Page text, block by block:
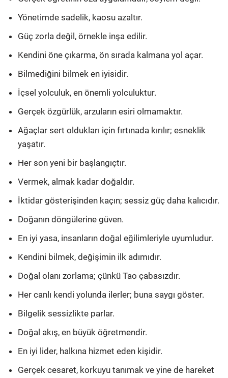
Yönetimde sadelik, kaosu azaltır.
Güç zorla değil, örnekle inşa edilir.
Kendini öne çıkarma, ön sırada kalmana yol açar.
Bilmediğini bilmek en iyisidir.
İçsel yolculuk, en önemli yolculuktur.
Gerçek özgürlük, arzuların esiri olmamaktır.
Ağaçlar sert oldukları için fırtınada kırılır; esneklik
yaşatır.
Her son yeni bir başlangıçtır.
Vermek, almak kadar doğaldır.
İktidar gösterişinden kaçın; sessiz güç daha kalıcıdır.
Doğanın döngülerine güven.
En iyi yasa, insanların doğal eğilimleriyle uyumludur.
Kendini bilmek, değişimin ilk adımıdır.
Doğal olanı zorlama; çünkü Tao çabasızdır.
Her canlı kendi yolunda ilerler; buna saygı göster.
Bilgelik sessizlikte parlar.
Doğal akış, en büyük öğretmendir.
En iyi lider, halkına hizmet eden kişidir.
Gerçek cesaret, korkuyu tanımak ve yine de hareket